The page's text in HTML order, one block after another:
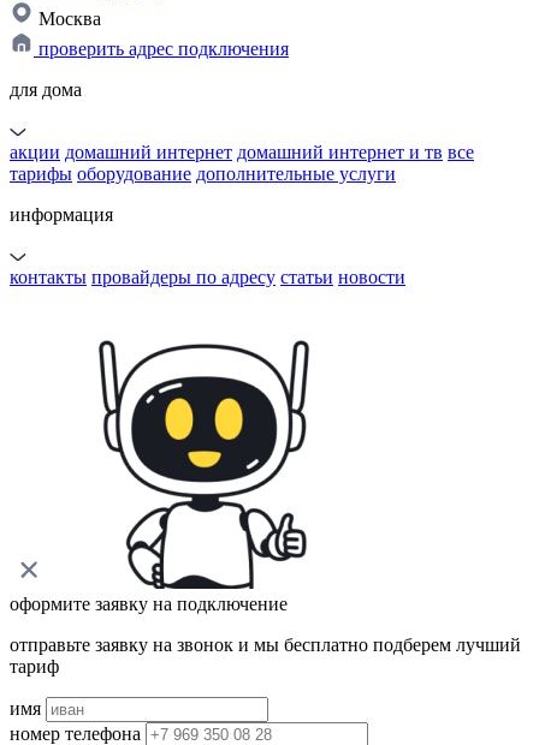
Москва
проверить адрес подключения
для дома
акции домашний интернет домашний интернет и тв все
тарифы оборудование дополнительные услуги
информация
контакты провайдеры по адресу статьи новости
оформите заявку на подключение
отправьте заявку на звонок и мы бесплатно подберем лучший
тариф
имя
номер телефона